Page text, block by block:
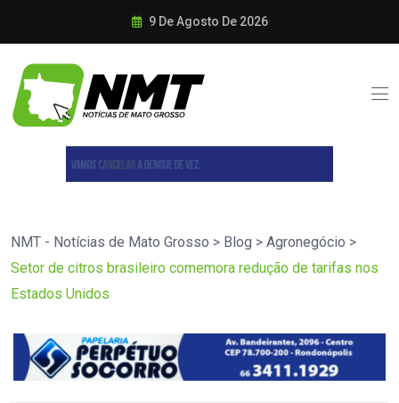
9 De Agosto De 2026
NMT - Notícias de Mato Grosso > Blog > Agronegócio >
Setor de citros brasileiro comemora redução de tarifas nos
Estados Unidos